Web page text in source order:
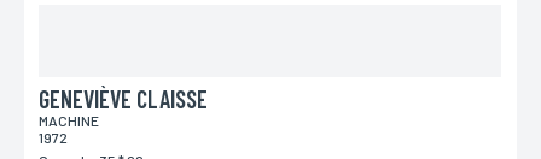
GENEVIÈVE CLAISSE
MACHINE
1972